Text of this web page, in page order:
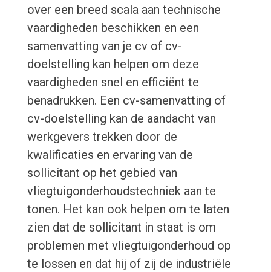
over een breed scala aan technische
vaardigheden beschikken en een
samenvatting van je cv of cv-
doelstelling kan helpen om deze
vaardigheden snel en efficiënt te
benadrukken. Een cv-samenvatting of
cv-doelstelling kan de aandacht van
werkgevers trekken door de
kwalificaties en ervaring van de
sollicitant op het gebied van
vliegtuigonderhoudstechniek aan te
tonen. Het kan ook helpen om te laten
zien dat de sollicitant in staat is om
problemen met vliegtuigonderhoud op
te lossen en dat hij of zij de industriële